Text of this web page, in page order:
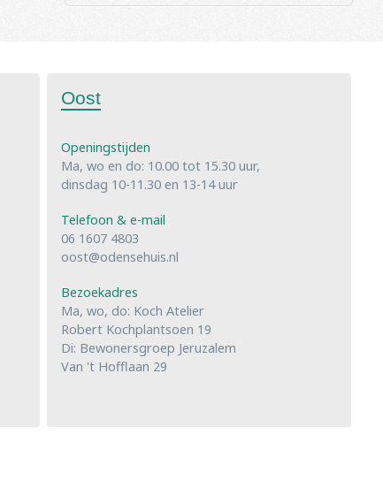
Oost
Openingstijden
Ma, wo en do: 10.00 tot 15.30 uur,
dinsdag 10-11.30 en 13-14 uur
Telefoon & e-mail
06 1607 4803
oost@odensehuis.nl
Bezoekadres
Ma, wo, do: Koch Atelier
Robert Kochplantsoen 19
Di: Bewonersgroep Jeruzalem
Van 't Hofflaan 29